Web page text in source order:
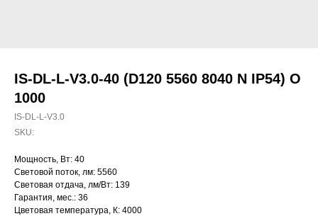
IS-DL-L-V3.0-40 (D120 5560 8040 N IP54) O
1000
IS-DL-L-V3.0
SKU:
Мощность, Вт: 40
Световой поток, лм: 5560
Световая отдача, лм/Вт: 139
Гарантия, мес.: 36
Цветовая температура, К: 4000